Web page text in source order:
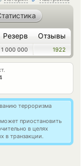
Резерв Отзывы
1 000 000 1922
терроризма
приостановить
в целях
в транзакции.